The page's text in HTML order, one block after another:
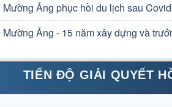
Mường Ảng phục hồi du lịch sau
Mường Ảng - 15 năm xây dựng và
TIẾN ĐỘ GIẢI QUYẾT